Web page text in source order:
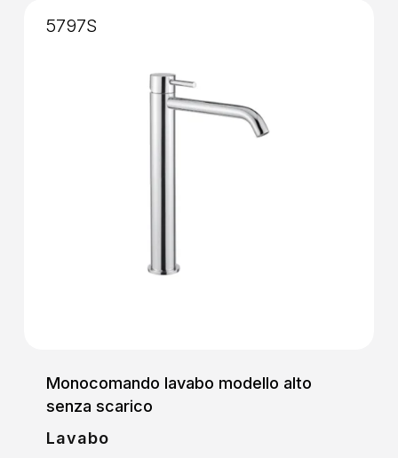
Monocomando lavabo modello alto
senza scarico
Lavabo
5797S